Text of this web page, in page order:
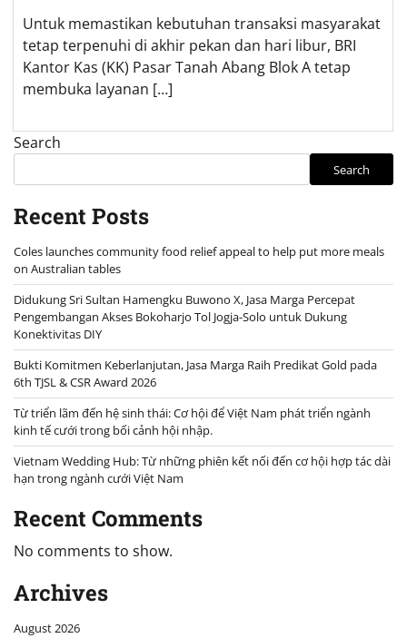
Untuk memastikan kebutuhan transaksi masyarakat
tetap terpenuhi di akhir pekan dan hari libur, BRI
Kantor Kas (KK) Pasar Tanah Abang Blok A tetap
membuka layanan […]
Search
Search
Recent Posts
Coles launches community food relief appeal to help put more meals
on Australian tables
Didukung Sri Sultan Hamengku Buwono X, Jasa Marga Percepat
Pengembangan Akses Bokoharjo Tol Jogja-Solo untuk Dukung
Konektivitas DIY
Bukti Komitmen Keberlanjutan, Jasa Marga Raih Predikat Gold pada
6th TJSL & CSR Award 2026
Từ triển lãm đến hệ sinh thái: Cơ hội để Việt Nam phát triển ngành
kinh tế cưới trong bối cảnh hội nhập.
Vietnam Wedding Hub: Từ những phiên kết nối đến cơ hội hợp tác dài
hạn trong ngành cưới Việt Nam
Recent Comments
No comments to show.
Archives
August 2026